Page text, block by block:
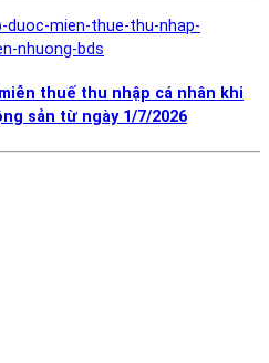
thuế thu nhập cá nhân khi
sản từ ngày 1/7/2026